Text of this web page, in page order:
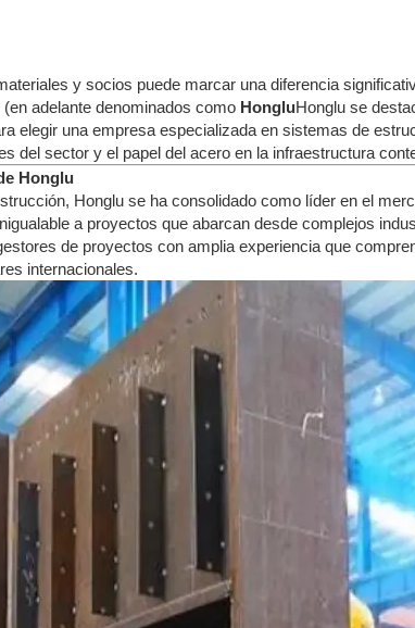
y socios puede marcar una diferencia
(en adelante denominados como HongluHonglu se
elegir una empresa especializada en sistemas de
del sector y el papel del acero en la infraestructura
Honglu
Honglu se ha consolidado como líder en el
a proyectos que abarcan desde complejos
de proyectos con amplia experiencia que
internacionales.